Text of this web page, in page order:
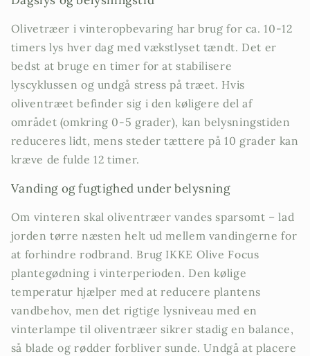
Olivetræer i vinteropbevaring har brug for ca. 10-12
timers lys hver dag med vækstlyset tændt. Det er
bedst at bruge en timer for at stabilisere
lyscyklussen og undgå stress på træet. Hvis
oliventræet befinder sig i den køligere del af
området (omkring 0-5 grader), kan belysningstiden
reduceres lidt, mens steder tættere på 10 grader kan
kræve de fulde 12 timer.
Vanding og fugtighed under belysning
Om vinteren skal oliventræer vandes sparsomt – lad
jorden tørre næsten helt ud mellem vandingerne for
at forhindre rodbrand. Brug IKKE Olive Focus
plantegødning i vinterperioden. Den kølige
temperatur hjælper med at reducere plantens
vandbehov, men det rigtige lysniveau med en
vinterlampe til oliventræer sikrer stadig en balance,
så blade og rødder forbliver sunde. Undgå at placere